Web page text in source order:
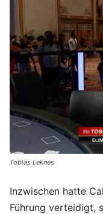
Tobias Leknes
Inzwischen hatte
Führung verteidigt,